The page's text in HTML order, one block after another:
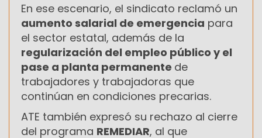
En ese escenario, el sindicato reclamó un
aumento salarial de emergencia para
el sector estatal, además de la
regularización del empleo público y el
pase a planta permanente de
trabajadores y trabajadoras que
continúan en condiciones precarias.
ATE también expresó su rechazo al cierre
del programa REMEDIAR, al que